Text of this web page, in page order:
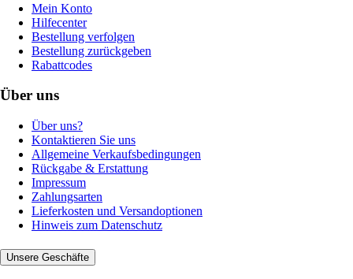
Mein Konto
Hilfecenter
Bestellung verfolgen
Bestellung zurückgeben
Rabattcodes
Über uns
Über uns?
Kontaktieren Sie uns
Allgemeine Verkaufsbedingungen
Rückgabe & Erstattung
Impressum
Zahlungsarten
Lieferkosten und Versandoptionen
Hinweis zum Datenschutz
Unsere Geschäfte